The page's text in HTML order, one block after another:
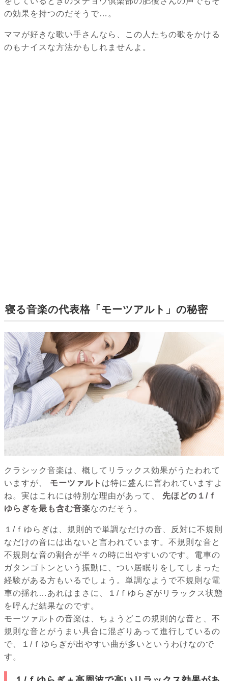
の効果を持つのだそうで…。
ママが好きな歌い手さんなら、この人たちの歌をかける
のもナイスな方法かもしれませんよ。
寝る音楽の代表格「モーツアルト」の秘密
クラシック音楽は、概してリラックス効果がうたわれて
いますが、
モーツァルト は特に盛んに言われていますよ
ね。実はこれには特別な理由があって、
先ほどの１/ｆ
ゆらぎを最も含む音楽なのだそう。
１/ｆゆらぎは、規則的で単調なだけの音、反対に不規則
なだけの音には出ないと言われています。不規則な音と
不規則な音の割合が半々の時に出やすいのです。電車の
ガタンゴトンという振動に、つい居眠りをしてしまった
経験がある方もいるでしょう。単調なようで不規則な電
車の揺れ…あれはまさに、１/ｆゆらぎがリラックス状態
を呼んだ結果なのです。
モーツァルトの音楽は、ちょうどこの規則的な音と、不
規則な音とがうまい具合に混ざりあって進行しているの
で、１/ｆゆらぎが出やすい曲が多いというわけなので
す。